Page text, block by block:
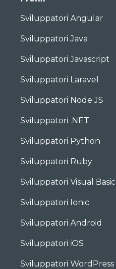
Sviluppatori Angular
Sviluppatori Java
Sviluppatori Javascript
Sviluppatori Laravel
Sviluppatori Node JS
Sviluppatori .NET
Sviluppatori Python
Sviluppatori Ruby
Sviluppatori Visual Basic
Sviluppatori Ionic
Sviluppatori Android
Sviluppatori iOS
Sviluppatori WordPress